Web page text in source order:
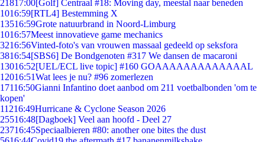
21817:00[Golf] Centraal #18: Moving day, meestal naar beneden
1016:59[RTL4] Bestemming X
13516:59Grote natuurbrand in Noord-Limburg
1016:57Meest innovatieve game mechanics
3216:56Vinted-foto's van vrouwen massaal gedeeld op seksfora
3816:54[SBS6] De Bondgenoten #317 We dansen de macaroni
13016:52[UEL/ECL live topic] #160 GOAAAAAAAAAAAAAL
12016:51Wat lees je nu? #96 zomerlezen
17116:50Gianni Infantino doet aanbod om 211 voetbalbonden 'om te
kopen'
11216:49Hurricane & Cyclone Season 2026
25516:48[Dagboek] Veel aan hoofd - Deel 27
23716:45Speciaalbieren #80: another one bites the dust